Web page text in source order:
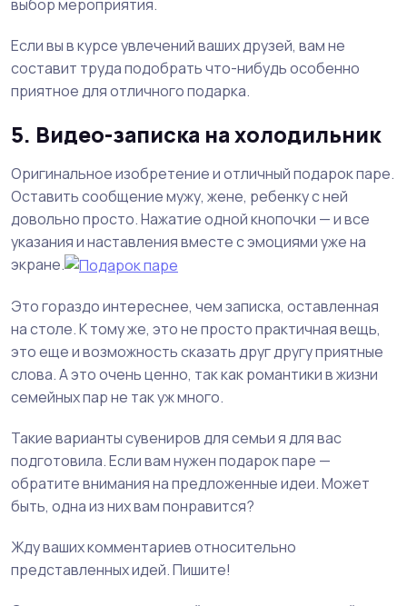
выбор мероприятия.
Если вы в курсе увлечений ваших друзей, вам не
составит труда подобрать что-нибудь особенно
приятное для отличного подарка.
5. Видео-записка на холодильник
Оригинальное изобретение и отличный подарок паре.
Оставить сообщение мужу, жене, ребенку с ней
довольно просто. Нажатие одной кнопочки — и все
указания и наставления вместе с эмоциями уже на
экране.
Это гораздо интереснее, чем записка, оставленная
на столе. К тому же, это не просто практичная вещь,
это еще и возможность сказать друг другу приятные
слова. А это очень ценно, так как романтики в жизни
семейных пар не так уж много.
Такие варианты сувениров для семьи я для вас
подготовила. Если вам нужен подарок паре —
обратите внимания на предложенные идеи. Может
быть, одна из них вам понравится?
Жду ваших комментариев относительно
представленных идей. Пишите!